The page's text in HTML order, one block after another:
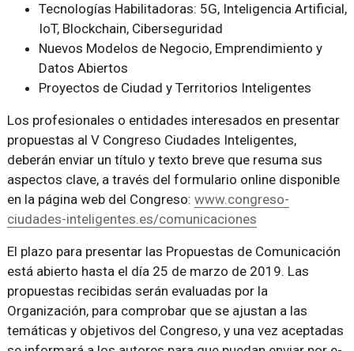
Tecnologías Habilitadoras: 5G, Inteligencia Artificial,
IoT, Blockchain, Ciberseguridad
Nuevos Modelos de Negocio, Emprendimiento y
Datos Abiertos
Proyectos de Ciudad y Territorios Inteligentes
Los profesionales o entidades interesados en presentar
propuestas al V Congreso Ciudades Inteligentes,
deberán enviar un título y texto breve que resuma sus
aspectos clave, a través del formulario online disponible
en la página web del Congreso: www.congreso-
ciudades-inteligentes.es/comunicaciones
El plazo para presentar las Propuestas de Comunicación
está abierto hasta el día 25 de marzo de 2019. Las
propuestas recibidas serán evaluadas por la
Organización, para comprobar que se ajustan a las
temáticas y objetivos del Congreso, y una vez aceptadas